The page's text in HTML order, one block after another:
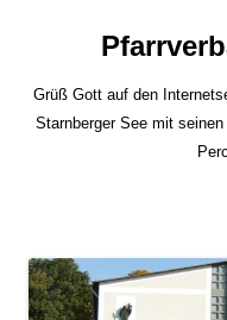
Grüß Gott auf den
Starnberger See mit